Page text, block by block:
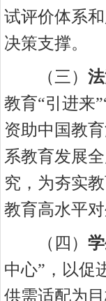
试评价体系
决策支撑。
（ 三）
教育“引进来
资助中国教
系教育发展
究，为夯实
教育高水平
（ 四）
中心”，以促
供需适配为